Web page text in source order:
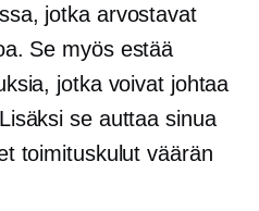
jotka arvostavat
Se myös estää
jotka voivat johtaa
se auttaa sinua
toimituskulut väärän